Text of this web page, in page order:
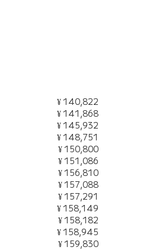
¥ 140,822
¥ 141,868
¥ 145,932
¥ 148,751
¥ 150,800
¥ 151,086
¥ 156,810
¥ 157,088
¥ 157,291
¥ 158,149
¥ 158,182
¥ 158,945
¥ 159,830